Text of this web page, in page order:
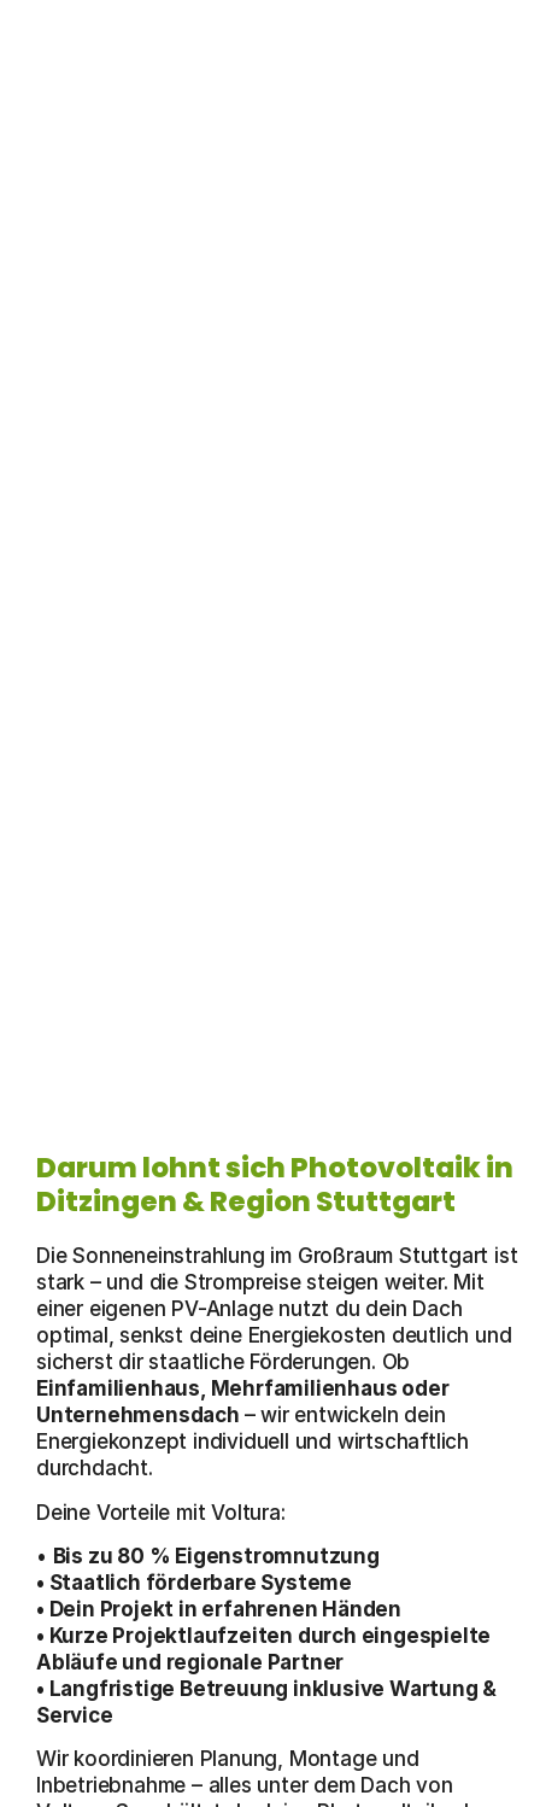
Darum lohnt sich Photovoltaik in
Ditzingen & Region Stuttgart
Die Sonneneinstrahlung im Großraum Stuttgart ist
stark – und die Strompreise steigen weiter. Mit
einer eigenen PV-Anlage nutzt du dein Dach
optimal, senkst deine Energiekosten deutlich und
sicherst dir staatliche Förderungen. Ob
Einfamilienhaus, Mehrfamilienhaus oder
Unternehmensdach – wir entwickeln dein
Energiekonzept individuell und wirtschaftlich
durchdacht.
Deine Vorteile mit Voltura:
• Bis zu 80 % Eigenstromnutzung
• Staatlich förderbare Systeme
• Dein Projekt in erfahrenen Händen
• Kurze Projektlaufzeiten durch eingespielte
Abläufe und regionale Partner
• Langfristige Betreuung inklusive Wartung &
Service
Wir koordinieren Planung, Montage und
Inbetriebnahme – alles unter dem Dach von